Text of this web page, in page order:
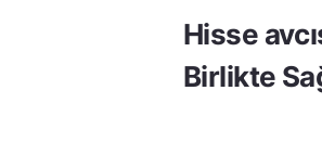
Hisse
Birlikte